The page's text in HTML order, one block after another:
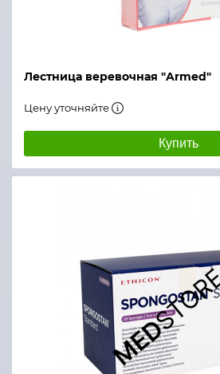
Лестница веревочная "Armed"
Цену уточняйте
Купить